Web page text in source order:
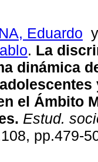
Eduardo
. La
dinámica
el Ámbito
Estud.
pp.479-